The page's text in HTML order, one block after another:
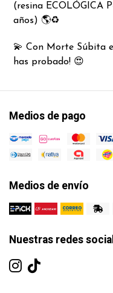
(resina ECOLÓGICA
años) 🌎♻️
💫 Con Morte Súbita
has probado! 😍
Medios de pago
Medios de envío
Nuestras redes